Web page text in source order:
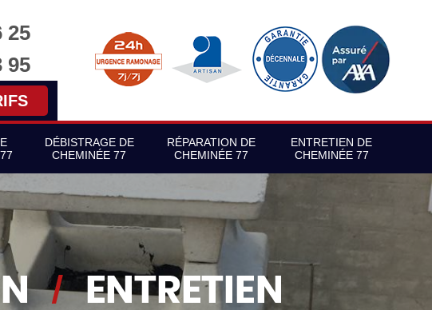
25
95
DÉBISTRAGE DE
CHEMINÉE 77
RÉPARATION DE
CHEMINÉE 77
ENTRETIEN DE
CHEMINÉE 77